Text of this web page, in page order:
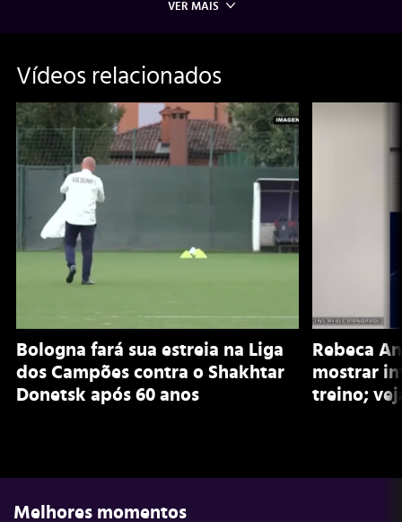
VER MAIS
Vídeos relacionados
Bologna fará sua estreia na Liga
dos Campões contra o Shakhtar
Donetsk após 60 anos
Rebeca
mostrar
treino;
Melhores momentos